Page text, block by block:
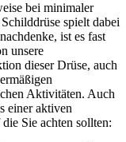
bei minimaler
spielt dabei
ist es fast
unsere
dieser Drüse, auch
Aktivitäten. Auch
einer aktiven
Sie​ achten⁤ sollten: